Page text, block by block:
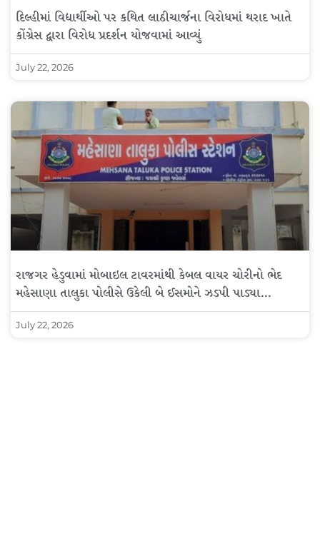
દિલ્હીમાં વિદ્યાર્થીઓ પર કથિત લાઠીચાર્જના વિરોધમાં થરાદ ખાતે
કોંગ્રેસ દ્વારા વિરોધ પ્રદર્શન યોજવામાં આવ્યું
July 22, 2026
રાજગર હેડુવામાં મોબાઇલ ટાવરમાંથી કેબલ વાયર ચોરીનો ભેદ
મહેસાણા તાલુકા પોલીસે ઉકેલી બે ઈસમોને ઝડપી પાડ્યા…
July 22, 2026